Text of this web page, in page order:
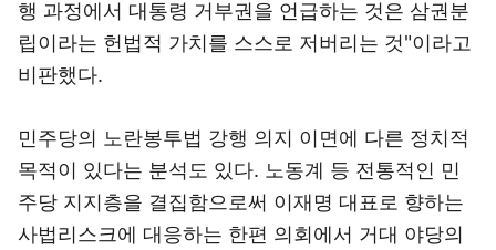
행 과정에서 대통령 거부권을 언급하는 것은 삼권분
립이라는 헌법적 가치를 스스로 저버리는 것"이라고
비판했다.
민주당의 노란봉투법 강행 의지 이면에 다른 정치적
목적이 있다는 분석도 있다. 노동계 등 전통적인 민
주당 지지층을 결집함으로써 이재명 대표로 향하는
사법리스크에 대응하는 한편 의회에서 거대 야당의